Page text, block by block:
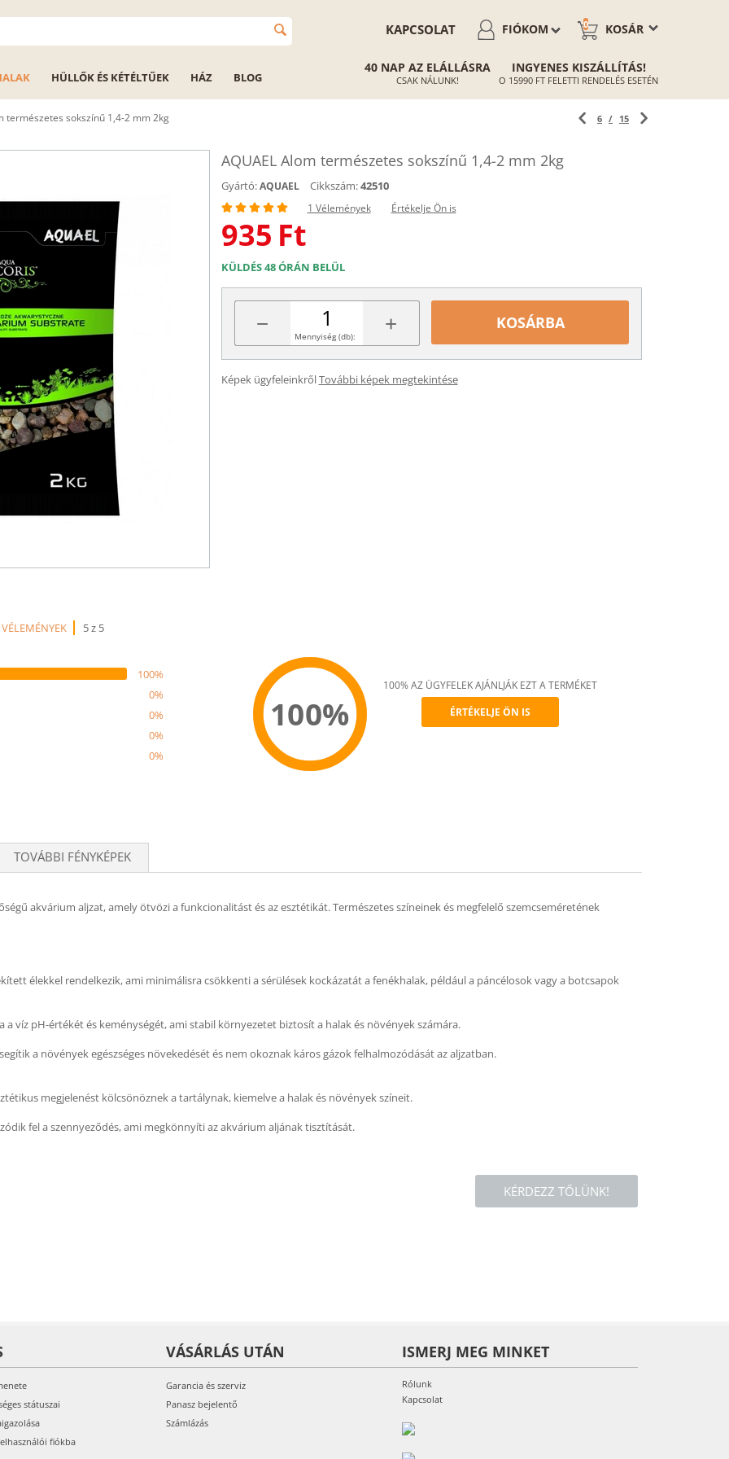
KOSÁR
0
FIÓKOM
KAPCSOLAT
HÜLLŐK ÉS KÉTÉLTŰEK HÁZ BLOG
40 NAP AZ ELÁLLÁSRA
CSAK NÁLUNK!
INGYENES KISZÁLLÍTÁS!
O 15990 FT FELETTI RENDELÉS ESETÉN
természetes sokszínű 1,4-2 mm 2kg 6 / 15
AQUAEL Alom természetes sokszínű 1,4-2 mm 2kg
Gyártó: AQUAEL Cikkszám:42510
1 Vélemények Értékelje Ön is
935 Ft
KÜLDÉS 48 ÓRÁN BELÜL
− +
Mennyiség (db):
KOSÁRBA
Képek ügyfeleinkrőlTovábbi képek megtekintése
5 z 5
100%
0%
0%
0%
0%
100%
100% AZ ÜGYFELEK AJÁNLJÁK EZT A TERMÉKET
ÉRTÉKELJE ÖN IS
TOVÁBBI FÉNYKÉPEK
akvárium aljzat, amely ötvözi a funkcionalitást és az esztétikát. Természetes színeinek és megfelelő szemcseméretének
élekkel rendelkezik, ami minimálisra csökkenti a sérülések kockázatát a fenékhalak, például a páncélosok vagy a botcsapok
víz pH-értékét és keménységét, ami stabil környezetet biztosít a halak és növények számára.
a növények egészséges növekedését és nem okoznak káros gázok felhalmozódását az aljzatban.
megjelenést kölcsönöznek a tartálynak, kiemelve a halak és növények színeit.
fel a szennyeződés, ami megkönnyíti az akvárium aljának tisztítását.
KÉRDEZZ TŐLÜNK!
státuszai
fiókba
VÁSÁRLÁS UTÁN
Garancia és szerviz
Panasz bejelentő
Számlázás
ISMERJ MEG MINKET
Rólunk
Kapcsolat